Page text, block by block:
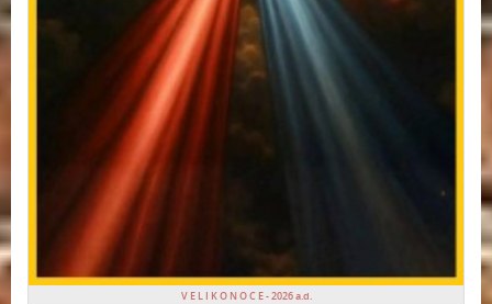
V E L I K O N O C E - 2026 a.d.